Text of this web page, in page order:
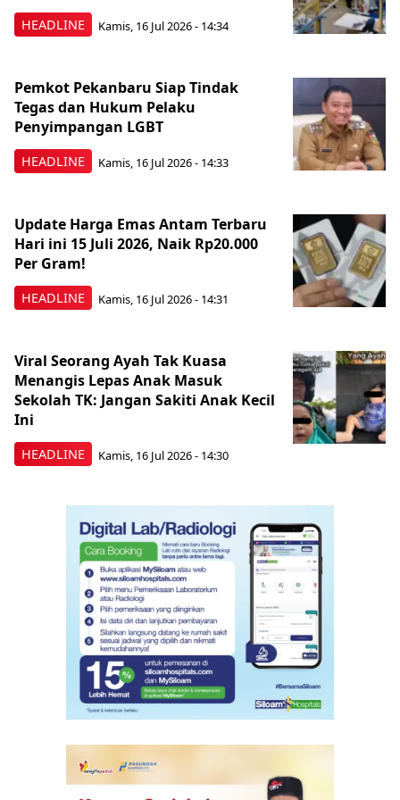
HEADLINE Kamis, 16 Jul 2026 - 14:34
HEADLINE
Pemkot Pekanbaru Siap Tindak
Tegas dan Hukum Pelaku
Penyimpangan LGBT
Kamis, 16 Jul 2026 - 14:33
HEADLINE
Update Harga Emas Antam Terbaru
Hari ini 15 Juli 2026, Naik Rp20.000
Per Gram!
Kamis, 16 Jul 2026 - 14:31
HEADLINE
Viral Seorang Ayah Tak Kuasa
Menangis Lepas Anak Masuk
Sekolah TK: Jangan Sakiti Anak Kecil
Ini
Kamis, 16 Jul 2026 - 14:30